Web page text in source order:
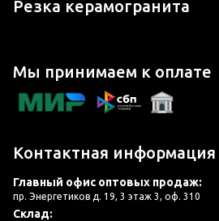
Резка керамогранита
Мы принимаем к оплате
Контактная информация
Главный офис оптовых продаж:
пр. Энергетиков д. 19, 3 этаж 3, оф. 310
Склад: